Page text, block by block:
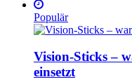
Populär
Vision-Sticks –
einsetzt